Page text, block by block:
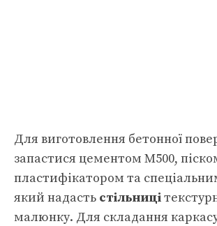
Для виготовлення бетонної
запастися цементом М500,
пластифікатором та
який надасть стільниці
малюнку. Для складання